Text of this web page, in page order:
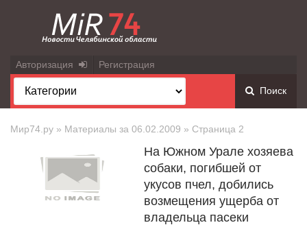
Авторизация Регистрация
Поиск
Мир74.ру » Материалы за 06.02.2009 » Страница 2
На Южном Урале хозяева
собаки, погибшей от
укусов пчел, добились
возмещения ущерба от
владельца пасеки